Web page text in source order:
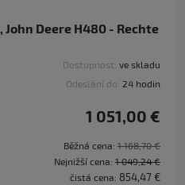
John Deere H480 - Rechte
Dostupnost: ve skladu
Odeslání do: 24 hodin
1 051,00 €
Běžná cena: 1 168,70 €
Nejnižší cena: 1 049,24 €
čistá cena: 854,47 €